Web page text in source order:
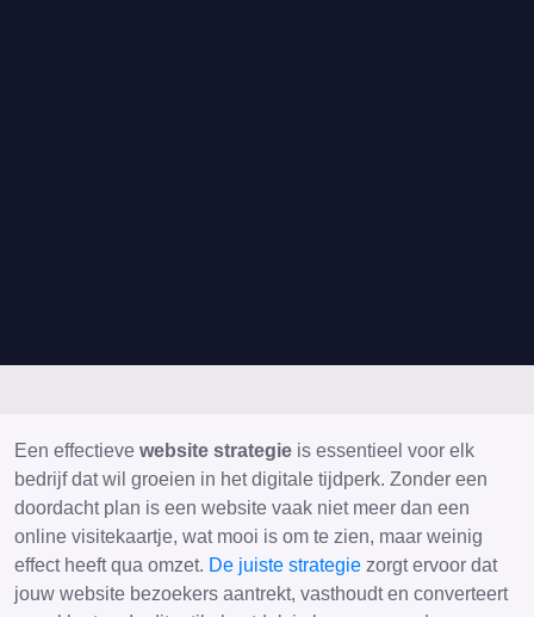
Een effectieve website strategie is essentieel voor elk
bedrijf dat wil groeien in het digitale tijdperk. Zonder een
doordacht plan is een website vaak niet meer dan een
online visitekaartje, wat mooi is om te zien, maar weinig
effect heeft qua omzet. De juiste strategie zorgt ervoor dat
jouw website bezoekers aantrekt, vasthoudt en converteert